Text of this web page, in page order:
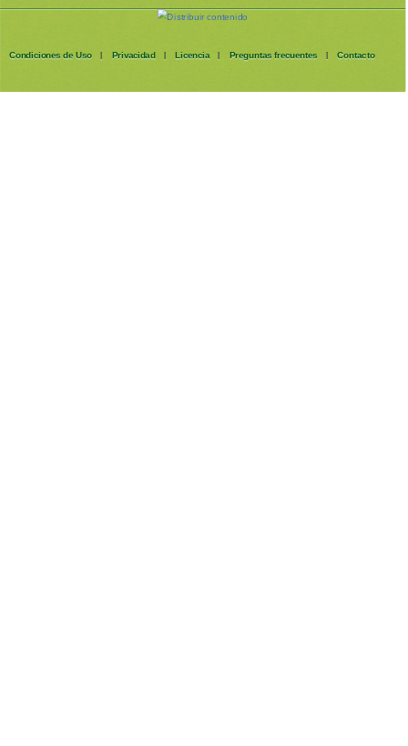
Condiciones de Uso | Privacidad | Licencia | Preguntas frecuentes | Contacto